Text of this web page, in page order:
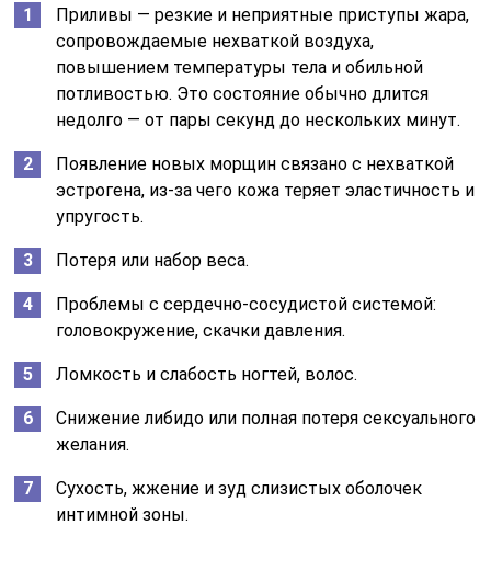
Приливы — резкие и неприятные приступы жара,
сопровождаемые нехваткой воздуха,
повышением температуры тела и обильной
потливостью. Это состояние обычно длится
недолго — от пары секунд до нескольких минут.
Появление новых морщин связано с нехваткой
эстрогена, из-за чего кожа теряет эластичность и
упругость.
Потеря или набор веса.
Проблемы с сердечно-сосудистой системой:
головокружение, скачки давления.
Ломкость и слабость ногтей, волос.
Снижение либидо или полная потеря сексуального
желания.
Сухость, жжение и зуд слизистых оболочек
интимной зоны.